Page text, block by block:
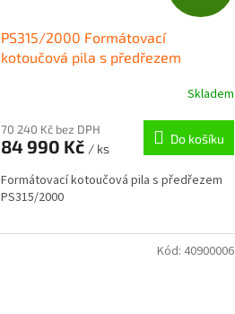
D
R
M
A
PS315/2000 Formátovací
kotoučová pila s předřezem
Skladem
70 240 Kč bez DPH
84 990 Kč / ks
Do košíku
Formátovací kotoučová pila s předřezem
PS315/2000
Kód: 40900006